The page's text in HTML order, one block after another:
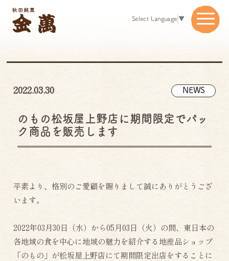
Select Language ▼
2022.03.30 NEWS
のもの松坂屋上野店に期間限定でパッ
ク商品を販売します
平素より、格別のご愛顧を賜りまして誠にありがとうござ
います。
2022年03月30日（水）から05月03日（火）の間、東日本の
各地域の食を中心に地域の魅力を紹介する地産品ショップ
「のもの」が松坂屋上野店にて期間限定出店をすることに